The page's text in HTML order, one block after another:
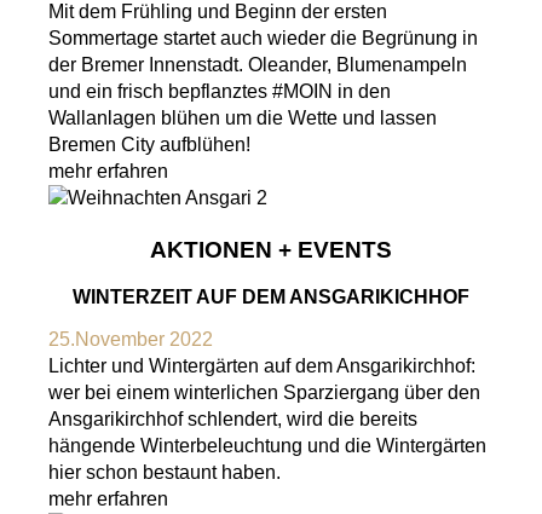
Mit dem Frühling und Beginn der ersten
Sommertage startet auch wieder die Begrünung in
der Bremer Innenstadt. Oleander, Blumenampeln
und ein frisch bepflanztes #MOIN in den
Wallanlagen blühen um die Wette und lassen
Bremen City aufblühen!
mehr erfahren
AKTIONEN + EVENTS
WINTERZEIT AUF DEM ANSGARIKICHHOF
25.November 2022
Lichter und Wintergärten auf dem Ansgarikirchhof:
wer bei einem winterlichen Sparziergang über den
Ansgarikirchhof schlendert, wird die bereits
hängende Winterbeleuchtung und die Wintergärten
hier schon bestaunt haben.
mehr erfahren